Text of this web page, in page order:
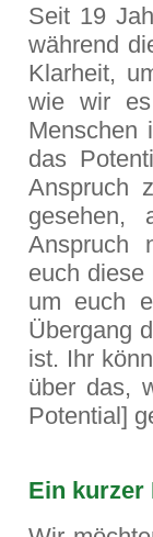
Seit 19
während
Klarheit,
wie wir
Menschen
das
Anspruch
Anspruch
euch diese
um euch
Übergang
ist. Ihr
über das,
Potential]
Ein kurzer